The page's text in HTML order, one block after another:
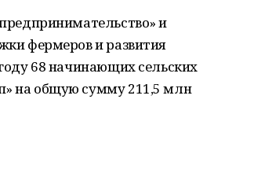
и
фермеров и развития
68 начинающих сельских
на общую сумму 211,5 млн